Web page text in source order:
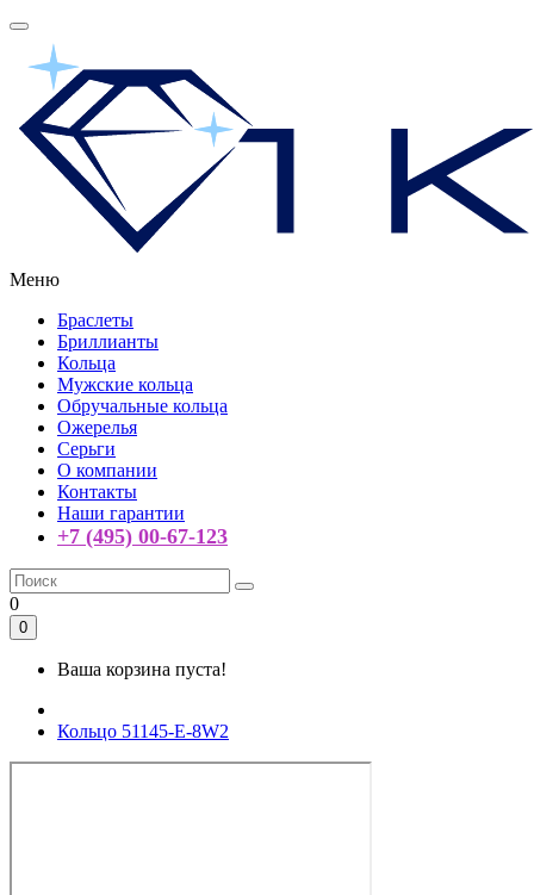
Меню
Браслеты
Бриллианты
Кольца
Мужские кольца
Обручальные кольца
Ожерелья
Серьги
О компании
Контакты
Наши гарантии
+7 (495) 00-67-123
0
0
Ваша корзина пуста!
Кольцо 51145-E-8W2